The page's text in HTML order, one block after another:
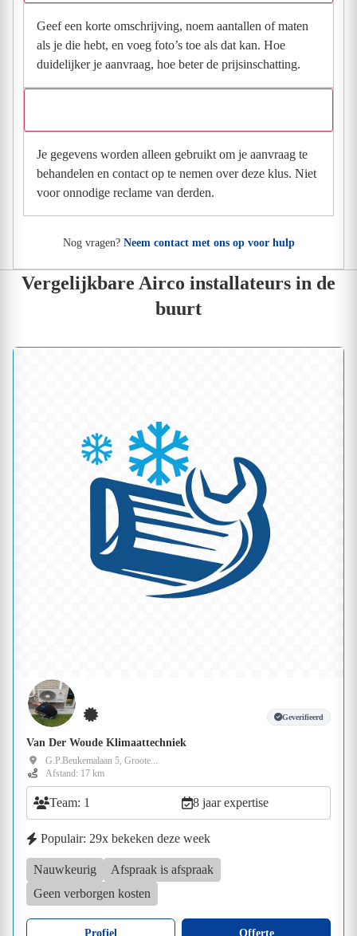
Geef een korte omschrijving, noem aantallen of maten
als je die hebt, en voeg foto’s toe als dat kan. Hoe
duidelijker je aanvraag, hoe beter de prijsinschatting.
Je gegevens worden alleen gebruikt om je aanvraag te
behandelen en contact op te nemen over deze klus. Niet
voor onnodige reclame van derden.
Nog vragen? Neem contact met ons op voor hulp
Vergelijkbare Airco installateurs in de
buurt
Geverifieerd
Van Der Woude Klimaattechniek
G.P.Beukemalaan 5, Groote...
Afstand: 17 km
Team: 1 8 jaar expertise
Populair: 29x bekeken deze week
Nauwkeurig
Afspraak is afspraak
Geen verborgen kosten
Profiel Offerte